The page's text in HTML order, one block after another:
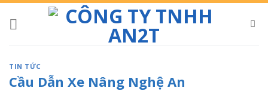
Skip
TIN TỨC
Cầu Dẫn Xe Nâng Nghệ An